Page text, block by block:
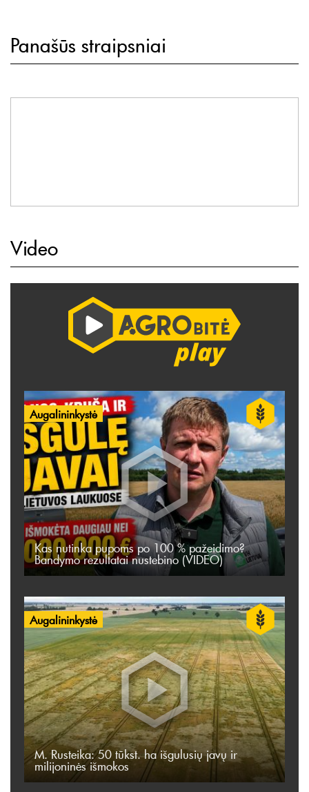
Panašūs straipsniai
Video
Augalininkystė
Kas nutinka pupoms po 100 % pažeidimo?
Bandymo rezultatai nustebino (VIDEO)
Augalininkystė
M. Rusteika: 50 tūkst. ha išgulusių javų ir
milijoninės išmokos